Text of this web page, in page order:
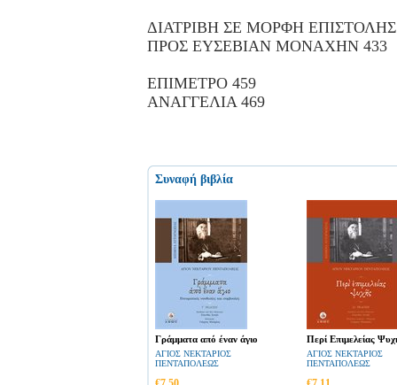
ΔΙΑΤΡΙΒΗ ΣΕ ΜΟΡΦΗ ΕΠΙΣΤΟΛΗΣ
ΠΡΟΣ ΕΥΣΕΒΙΑΝ ΜΟΝΑΧΗΝ 433
ΕΠΙΜΕΤΡΟ 459
ΑΝΑΓΓΕΛΙΑ 469
Συναφή βιβλία
Γράμματα από έναν άγιο
ΑΓΙΟΣ ΝΕΚΤΑΡΙΟΣ
ΠΕΝΤΑΠΟΛΕΩΣ
Περί Επιμελείας
ΑΓΙΟΣ ΝΕΚΤΑΡΙΟΣ
ΠΕΝΤΑΠΟΛΕΩΣ